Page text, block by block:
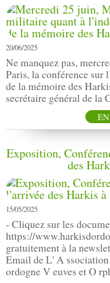
20/06/2025
Ne manquez pas,
Paris, la conférence sur
de la mémoire des
secrétaire général de la
Exposition,
des
15/05/2025
- Cliquez sur les
https://
gratuitement à la
Email de L' A
ordogne V euves et O